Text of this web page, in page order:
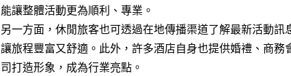
能讓整體活動更為順利、專業。
另一方面，休閒旅客也可透過在地傳播渠道了解最新活動訊
讓旅程豐富又舒適。此外，許多酒店自身也提供婚禮、商
司打造形象，成為行業亮點。